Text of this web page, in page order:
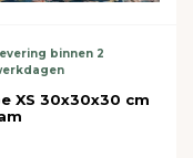
binnen 2
XS 30x30x30 cm